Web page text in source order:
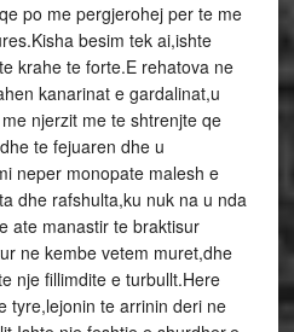
po me pergjerohej per te me
besim tek ai,ishte
krahe te forte.E rehatova ne
kanarinat e gardalinat,u
njerzit me te shtrenjte qe
te fejuaren dhe u
neper monopate malesh e
dhe rafshulta,ku nuk na u nda
ate manastir te braktisur
ne kembe vetem muret,dhe
nje fillimdite e turbullt.Here
tyre,lejonin te arrinin deri ne